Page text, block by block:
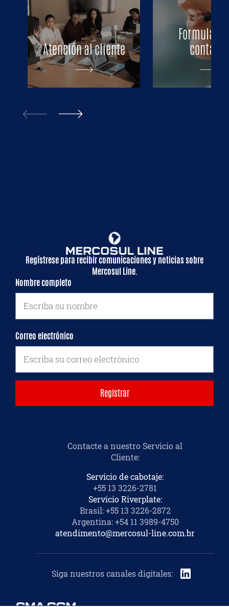
Atención al cliente
contacto
Regístrese para recibir comunicaciones y noticias sobre
Mercosul Line.
Nombre completo
Correo electrónico
Contacte a nuestro Servicio al
Cliente:
Servicio de cabotaje:
+55 13 3226-2781
Servicio Riverplate:
Brasil: +55 13 3226-2872
Argentina: +54 11 3989-4750
atendimento@mercosul-line.com.br
Siga nuestros canales digitales: